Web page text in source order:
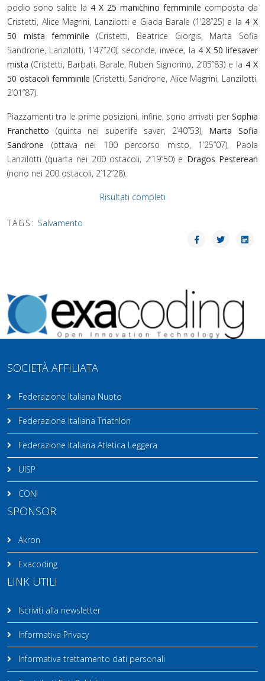
podio sono salite la 4 X 25 manichino femminile composta da
Cristetti, Alice Magrini, Lanzilotti e Giada Barale (1’28”25) e la 4 X
50 mista femminile (Cristetti, Beatrice Giorgis, Marta Sofia
Sandrone, Lanzilotti, 1’47”20); seconde, invece, la 4 X 50 lifesaver
mista (Cristetti, Barbati, Barale, Ruben Signorino, 2’05”83) e la 4 X
50 ostacoli femminile (Cristetti, Sandrone, Alice Magrini, Lanzilotti,
2’01”87).
Piazzamenti tra le prime posizioni, infine, sono arrivati per Sophia
Franchetto (quinta nei superlife saver, 2’40”53), Marta Sofia
Sandrone (ottava nei 100 percorso misto, 1’25”07), Paola
Lanzilotti (quarta nei 200 ostacoli, 2’19”50) e Dragos Pesterean
(nono nei 200 ostacoli, 2’12”28).
Risultati completi
TAGS: Salvamento
SOCIETÀ AFFILIATA
Federazione Italiana Nuoto
Federazione Italiana Triathlon
Federazione Italiana Atletica Leggera
UISP
CONI
SPONSOR
Akron
Exacoding
LINK UTILI
Iscriviti alla newsletter
Informativa Privacy
Informativa trattamento dati personali